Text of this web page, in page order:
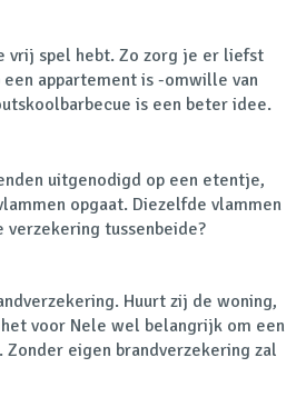
vrij spel hebt. Zo zorg je er liefst
appartement is -omwille van
is een beter idee.
uitgenodigd op een etentje,
opgaat. Diezelfde vlammen
verzekering tussenbeide?
Huurt zij de woning,
voor Nele wel belangrijk om een
eigen brandverzekering zal